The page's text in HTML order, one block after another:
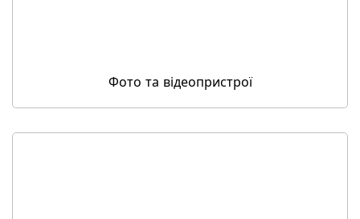
Фото та відеопристрої